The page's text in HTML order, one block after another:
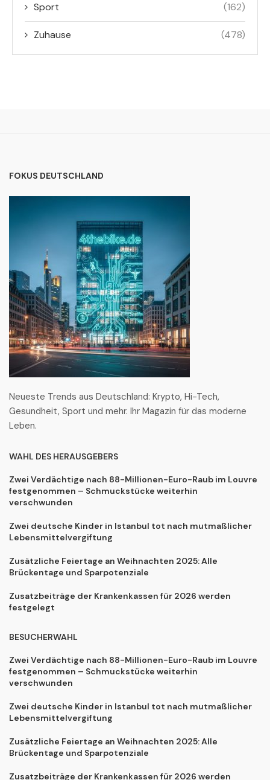
Sport (162)
Zuhause (478)
FOKUS DEUTSCHLAND
Neueste Trends aus Deutschland: Krypto, Hi-Tech,
Gesundheit, Sport und mehr. Ihr Magazin für das moderne
Leben.
WAHL DES HERAUSGEBERS
Zwei Verdächtige nach 88-Millionen-Euro-Raub im Louvre
festgenommen – Schmuckstücke weiterhin
verschwunden
Zwei deutsche Kinder in Istanbul tot nach mutmaßlicher
Lebensmittelvergiftung
Zusätzliche Feiertage an Weihnachten 2025: Alle
Brückentage und Sparpotenziale
Zusatzbeiträge der Krankenkassen für 2026 werden
festgelegt
BESUCHERWAHL
Zwei Verdächtige nach 88-Millionen-Euro-Raub im Louvre
festgenommen – Schmuckstücke weiterhin
verschwunden
Zwei deutsche Kinder in Istanbul tot nach mutmaßlicher
Lebensmittelvergiftung
Zusätzliche Feiertage an Weihnachten 2025: Alle
Brückentage und Sparpotenziale
Zusatzbeiträge der Krankenkassen für 2026 werden